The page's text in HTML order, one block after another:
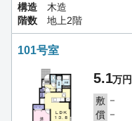
構造
木造
階数
地上2階
101号室
5.1万円
敷 －
償 －